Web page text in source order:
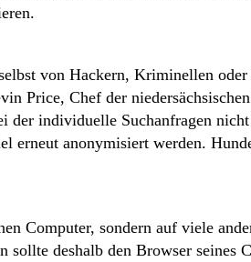
von Hackern, Kriminellen
Price, Chef der
individuelle Suchanfragen
erneut anonymisiert werden.
Computer, sondern auf viele
deshalb den Browser seines